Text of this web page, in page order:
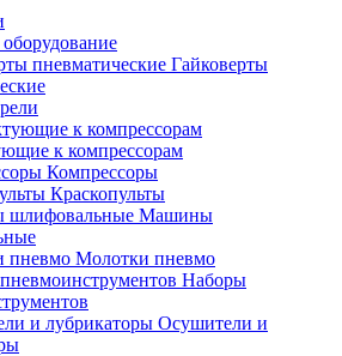
Гайковерты
к компрессорам
Компрессоры
Краскопульты
Машины
Молотки пневмо
Наборы
Осушители и